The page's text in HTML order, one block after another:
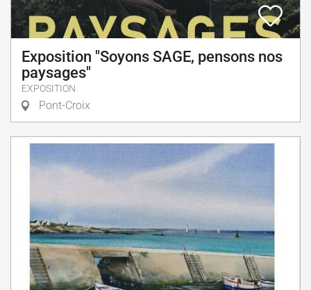
Exposition "Soyons SAGE, pensons nos
paysages"
EXPOSITION
Pont-Croix